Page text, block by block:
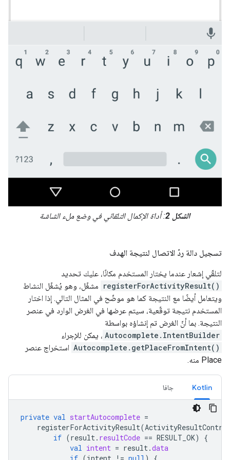
الشكل 2 : أداة الإكمال التلقائي في وضع ملء الشاشة
تسجيل دالة ردّ الاتصال لنتيجة الهدف
لتلقّي إشعار عندما يختار المستخدم مكانًا، عليك تحديد
registerForActivityResult() مشغّل، وهو يُشغّل النشاط
ويتعامل أيضًا مع النتيجة كما هو موضّح في المثال التالي. إذا اختار
المستخدم نتيجة توقّعية، سيتم عرضها في الغرض الوارد في عنصر
النتيجة. بما أنّ الغرض تم إنشاؤه بواسطة
Autocomplete.IntentBuilder ، يمكن للإجراء
Autocomplete.getPlaceFromIntent() استخراج عنصر
Place منه.
Kotlin جافا
private val startAutocomplete =
registerForActivityResult(
if (result . resultCode == RESULT_OK)
{
val intent = result .data
if (intent != null ) {